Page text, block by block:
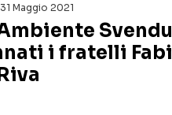
31 Maggio 2021
i fratelli